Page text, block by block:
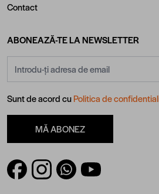
Contact
ABONEAZĂ-TE LA NEWSLETTER
Sunt de acord cuPolitica de
MĂ ABONEZ